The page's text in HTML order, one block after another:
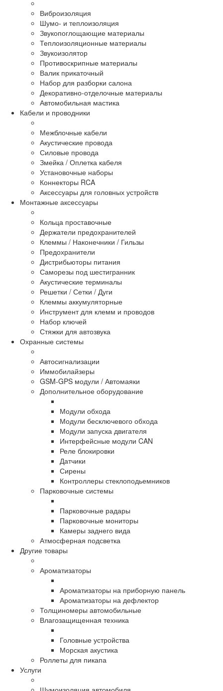
Виброизоляция
Шумо- и теплоизоляция
Звукопоглощающие материалы
Теплоизоляционные материалы
Звукоизолятор
Противоскрипные материалы
Валик прикаточный
Набор для разборки салона
Декоративно-отделочные материалы
Автомобильная мастика
Кабели и проводники
Межблочные кабели
Акустические провода
Силовые провода
Змейка / Оплетка кабеля
Установочные наборы
Коннекторы RCA
Аксессуары для головных устройств
Монтажные аксессуары
Кольца проставочные
Держатели предохранителей
Клеммы / Наконечники / Гильзы
Предохранители
Дистрибьюторы питания
Саморезы под шестигранник
Акустические терминалы
Решетки / Сетки / Дуги
Клеммы аккумуляторные
Инструмент для клемм и проводов
Набор ключей
Стяжки для автозвука
Охранные системы
Автосигнализации
Иммобилайзеры
GSM-GPS модули / Автомаяки
Дополнительное оборудование
Модули обхода
Модули бесключевого обхода
Модули запуска двигателя
Интерфейсные модули CAN
Реле блокировки
Датчики
Сирены
Контроллеры стеклоподьемников
Парковочные системы
Парковочные радары
Парковочные мониторы
Камеры заднего вида
Атмосферная подсветка
Другие товары
Ароматизаторы
Ароматизаторы на приборную панель
Ароматизаторы на дефлектор
Толщиномеры автомобильные
Влагозащищенная техника
Головные устройства
Морская акустика
Роллеты для пикапа
Услуги